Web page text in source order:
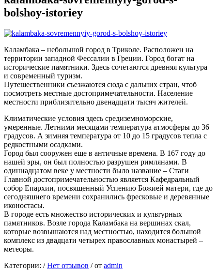
bolshoy-istoriey
Каламбака – небольшой город в Триколе. Расположен на
территории западной Фессалии в Греции. Город богат на
исторические памятники. Здесь сочетаются древняя культура
и современный туризм.
Путешественники съезжаются сюда с дальних стран, чтоб
посмотреть местные достопримечательности. Население
местности приблизительно двенадцати тысяч жителей.
Климатические условия здесь средиземноморские,
умеренные. Летними месяцами температура атмосферы до 36
градусов. А зимняя температура от 10 до 15 градусов тепла с
редкостными осадками.
Город был сооружен еще в античные времена. В 167 году до
нашей эры, он был полностью разрушен римлянами. В
одиннадцатом веке у местности было название – Стаги
Главной достопримечательностью является Кафедральный
собор Епархии, посвященный Успению Божией матери, где до
сегодняшнего времени сохранились фресковые и деревянные
иконостасы.
В городе есть множество исторических и культурных
памятников. Возле города Каламбака на вершинах скал,
которые возвышаются над местностью, находится большой
комплекс из двадцати четырех православных монастырей –
метеоры.
Категории: / Нет отзывов /от admin